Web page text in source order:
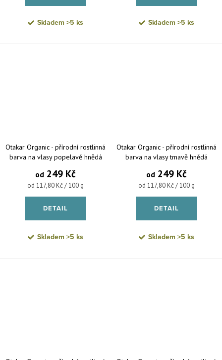
Skladem >5 ks Skladem >5 ks
Otakar Organic - přírodní rostlinná
barva na vlasy popelavě hnědá
od 249 Kč
Měrná cena:
od 117,80 Kč / 100 g
DETAIL
Skladem >5 ks
Otakar Organic - přírodní rostlinná
barva na vlasy tmavě hnědá
od 249 Kč
Měrná cena:
od 117,80 Kč / 100 g
DETAIL
Skladem >5 ks